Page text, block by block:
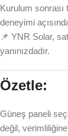
Kurulum sonrası
deneyimi
📌 YNR Solar,
yanınızdadır.
Özetle:
Güneş paneli
değil,